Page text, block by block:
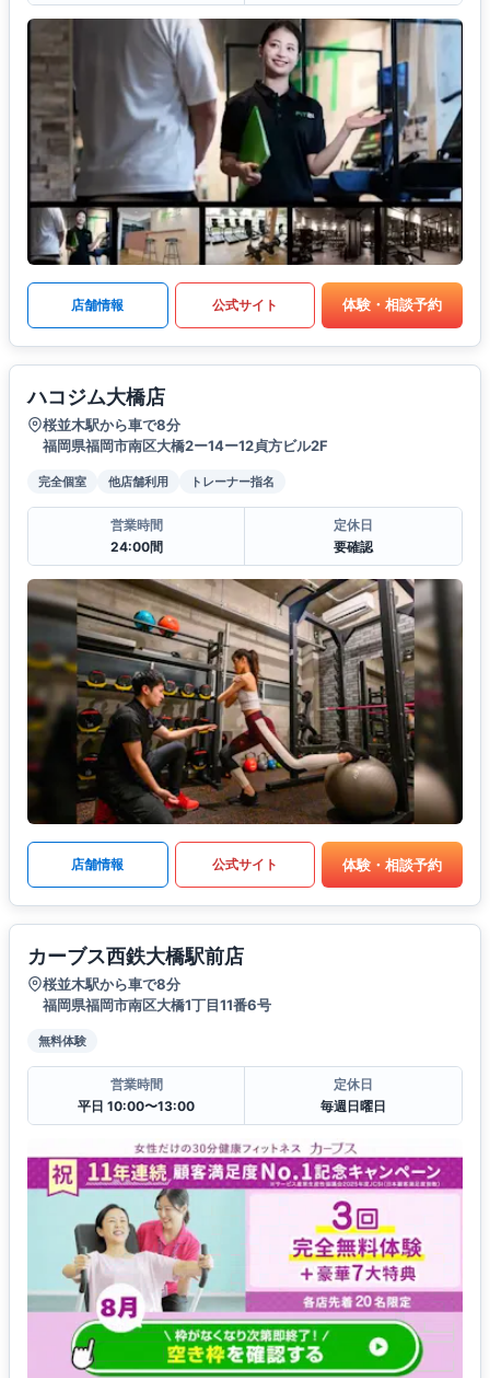
店舗情報 公式サイト 体験・相談予約
ハコジム大橋店
桜並木駅から車で8分
福岡県福岡市南区大橋2ー14ー12貞方ビル2F
完全個室 他店舗利用 トレーナー指名
営業時間
24:00間
定休日
要確認
店舗情報 公式サイト 体験・相談予約
カーブス西鉄大橋駅前店
桜並木駅から車で8分
福岡県福岡市南区大橋1丁目11番6号
無料体験
営業時間
平日 10:00〜13:00
定休日
毎週日曜日